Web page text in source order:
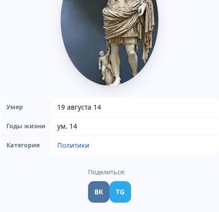
Умер 19 августа 14
Годы жизни ум. 14
Категория Политики
Поделиться:
ВК TG